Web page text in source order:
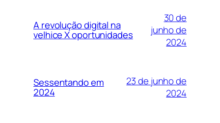
A revolução digital na
velhice X oportunidades
30 de
junho de
2024
Sessentando em
2024
23 de junho de
2024